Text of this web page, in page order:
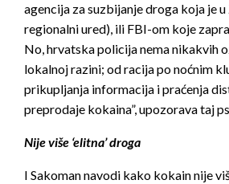
agencija za suzbijanje droga koja je
regionalni ured), ili FBI-om koje
No, hrvatska policija nema nikakvih
lokalnoj razini; od racija po noćnim
prikupljanja informacija i praćenja
preprodaje kokaina”, upozorava taj
Nije više ‘elitna’ droga
I Sakoman navodi kako kokain nije